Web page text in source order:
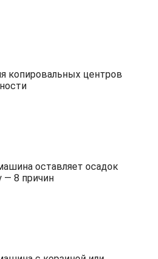
копировальных центров
оставляет осадок
— 8 причин